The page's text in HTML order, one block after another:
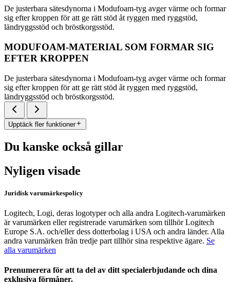
De justerbara sätesdynorna i Modufoam-tyg avger värme och formar
sig efter kroppen för att ge rätt stöd åt ryggen med ryggstöd,
ländryggsstöd och bröstkorgsstöd.
MODUFOAM-MATERIAL SOM FORMAR SIG
EFTER KROPPEN
De justerbara sätesdynorna i Modufoam-tyg avger värme och formar
sig efter kroppen för att ge rätt stöd åt ryggen med ryggstöd,
ländryggsstöd och bröstkorgsstöd.
Upptäck fler funktioner
Du kanske också gillar
Nyligen visade
Juridisk varumärkespolicy
Logitech, Logi, deras logotyper och alla andra Logitech-varumärken
är varumärken eller registrerade varumärken som tillhör Logitech
Europe S.A. och/eller dess dotterbolag i USA och andra länder. Alla
andra varumärken från tredje part tillhör sina respektive ägare. Se
alla varumärken
Prenumerera för att ta del av ditt specialerbjudande och dina
exklusiva förmåner.